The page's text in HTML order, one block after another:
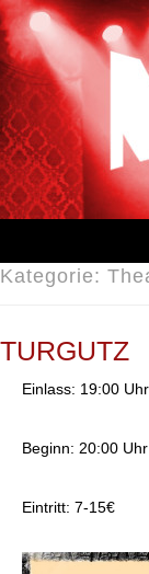
Zum
Inhalt
springen
Kategorie:
TURGUTZ
Einlass: 19:00 Uhr
Beginn: 20:00 Uhr
Eintritt: 7-15€